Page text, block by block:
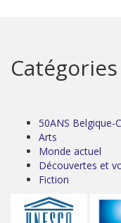
Catégories
50ANS Belgique-
Arts
Monde actuel
Découvertes et
Fiction